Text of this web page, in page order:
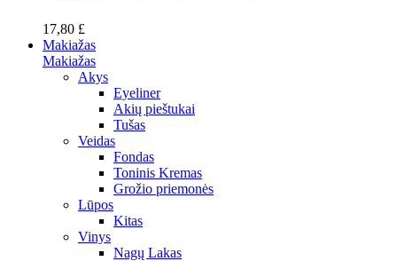
17,80 £
Makiažas
Makiažas
Akys
Eyeliner
Akių pieštukai
Tušas
Veidas
Fondas
Toninis Kremas
Grožio priemonės
Lūpos
Kitas
Vinys
Nagų Lakas